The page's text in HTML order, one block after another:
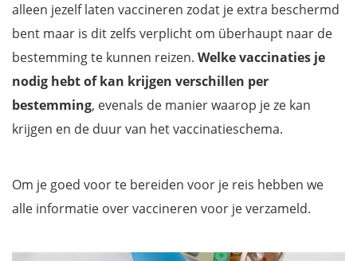
alleen jezelf laten vaccineren zodat je extra beschermd
bent maar is dit zelfs verplicht om überhaupt naar de
bestemming te kunnen reizen. Welke vaccinaties je
nodig hebt of kan krijgen verschillen per
bestemming, evenals de manier waarop je ze kan
krijgen en de duur van het vaccinatieschema.
Om je goed voor te bereiden voor je reis hebben we
alle informatie over vaccineren voor je verzameld.